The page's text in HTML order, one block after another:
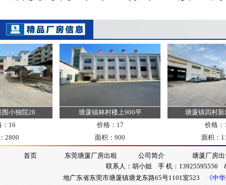
塘厦镇林村楼上900平
面积：900
塘厦镇四村新出钢构11
面积：1150
首页 东莞塘厦厂房出租 公司简介
塘厦厂房
联系人：胡小姐 手 机：13925595556
地广东省东莞市塘厦镇塘龙东路65号1101室523
《中